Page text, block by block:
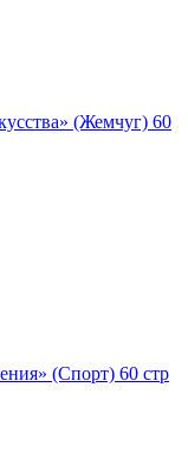
(Жемчуг) 60